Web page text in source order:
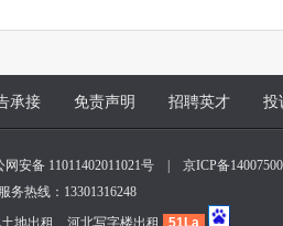
承接 免责声明 招聘英才 投
网安备 11011402011021号
京ICP备
务热线：13301316248
地出租、河北写字楼出租
51La